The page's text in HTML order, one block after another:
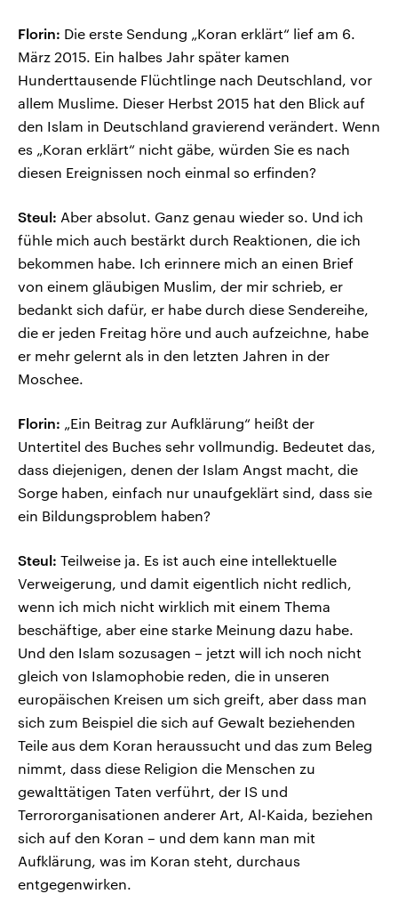
Florin: Die erste Sendung „Koran erklärt“ lief am 6.
März 2015. Ein halbes Jahr später kamen
Hunderttausende Flüchtlinge nach Deutschland, vor
allem Muslime. Dieser Herbst 2015 hat den Blick auf
den Islam in Deutschland gravierend verändert. Wenn
es „Koran erklärt“ nicht gäbe, würden Sie es nach
diesen Ereignissen noch einmal so erfinden?
Steul: Aber absolut. Ganz genau wieder so. Und ich
fühle mich auch bestärkt durch Reaktionen, die ich
bekommen habe. Ich erinnere mich an einen Brief
von einem gläubigen Muslim, der mir schrieb, er
bedankt sich dafür, er habe durch diese Sendereihe,
die er jeden Freitag höre und auch aufzeichne, habe
er mehr gelernt als in den letzten Jahren in der
Moschee.
Florin: „Ein Beitrag zur Aufklärung“ heißt der
Untertitel des Buches sehr vollmundig. Bedeutet das,
dass diejenigen, denen der Islam Angst macht, die
Sorge haben, einfach nur unaufgeklärt sind, dass sie
ein Bildungsproblem haben?
Steul: Teilweise ja. Es ist auch eine intellektuelle
Verweigerung, und damit eigentlich nicht redlich,
wenn ich mich nicht wirklich mit einem Thema
beschäftige, aber eine starke Meinung dazu habe.
Und den Islam sozusagen – jetzt will ich noch nicht
gleich von Islamophobie reden, die in unseren
europäischen Kreisen um sich greift, aber dass man
sich zum Beispiel die sich auf Gewalt beziehenden
Teile aus dem Koran heraussucht und das zum Beleg
nimmt, dass diese Religion die Menschen zu
gewalttätigen Taten verführt, der IS und
Terrororganisationen anderer Art, Al-Kaida, beziehen
sich auf den Koran – und dem kann man mit
Aufklärung, was im Koran steht, durchaus
entgegenwirken.